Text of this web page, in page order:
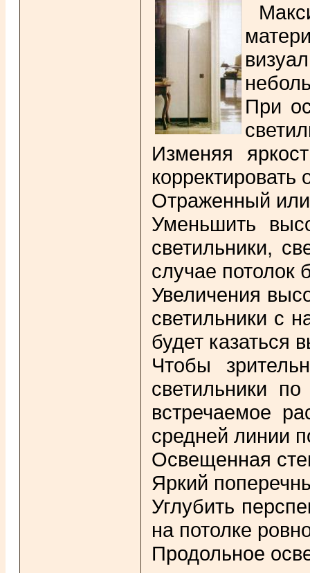
При
Изменяя
Отраженный или
Уменьшить
светильники,
случае потолок
Увеличения
светильники с
будет казаться
Чтобы
светильники
встречаемое
средней линии
Освещенная
Яркий
Углубить
на потолке
Продольное